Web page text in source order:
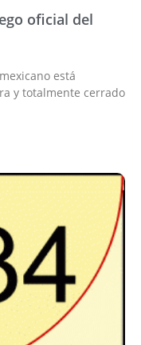
oficial del
está
y totalmente cerrado